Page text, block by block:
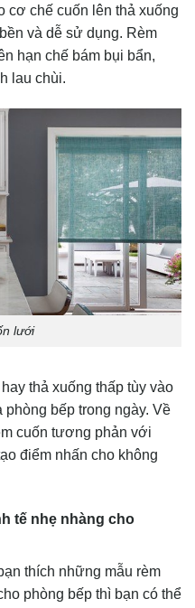
cơ chế cuốn lên thả xuống
và dễ sử dụng. Rèm
hạn chế bám bụi bẩn,
lau chùi.
lưới
thả xuống thấp tùy vào
bếp trong ngày. Về
cuốn tương phản với
điểm nhấn cho không
tế nhẹ nhàng cho
thích những mẫu rèm
phòng bếp thì bạn có thể